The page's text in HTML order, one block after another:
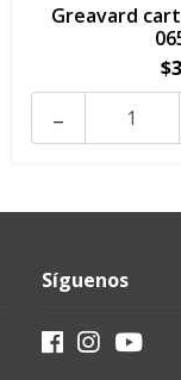
Greavard
-
Síguenos